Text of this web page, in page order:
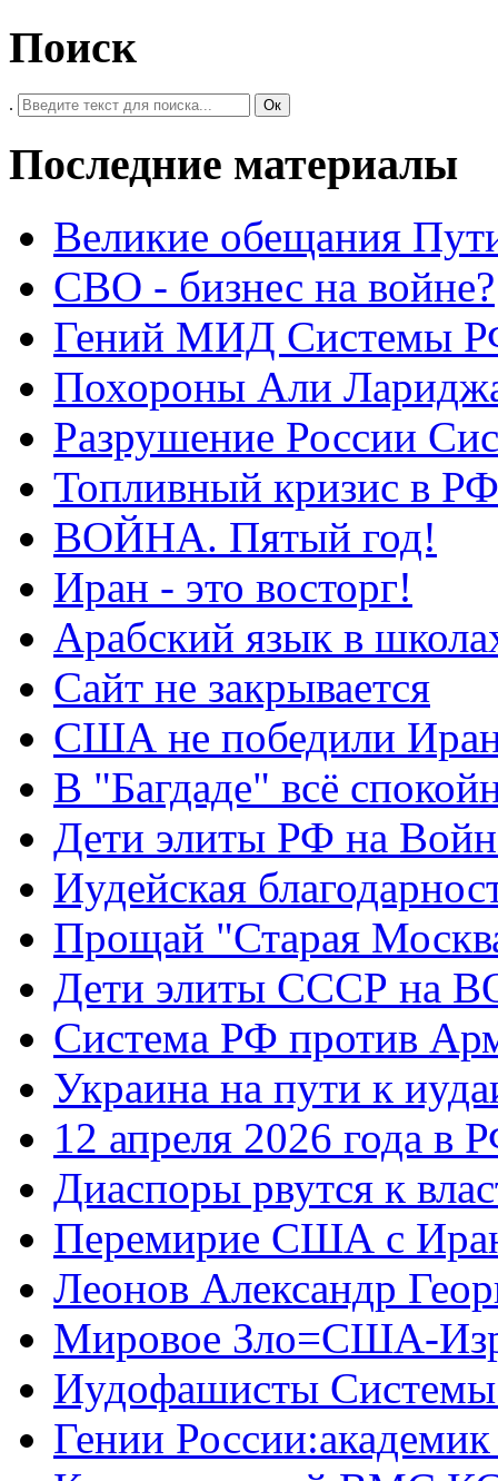
Поиск
. Ок
Последние материалы
Великие обещания
СВО - бизнес на войне?
Гений МИД Системы
Похороны Али
Разрушение России
Топливный кризис в РФ
ВОЙНА. Пятый год!
Иран - это восторг!
Арабский язык в
Сайт не закрывается
США не победили
В "Багдаде" всё
Дети элиты РФ на
Иудейская
Прощай "Старая
Дети элиты СССР на
Система РФ против
Украина на пути к
12 апреля 2026 года в
Диаспоры рвутся к
Перемирие США с
Леонов Александр
Мировое Зло=США-
Иудофашисты
Гении